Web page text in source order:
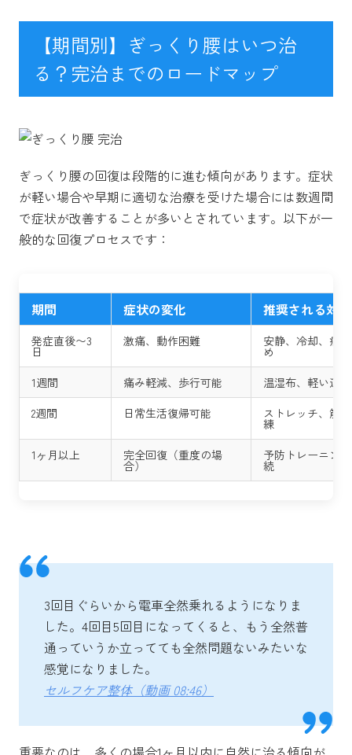
【期間別】ぎっくり腰はいつ治
る？完治までのロードマップ
ぎっくり腰の回復は段階的に進む傾向があります。症状
が軽い場合や早期に適切な治療を受けた場合には数週間
で症状が改善することが多いとされています。以下が一
般的な回復プロセスです：
期間 症状の変化 推奨される対
発症直後〜3
日
激痛、動作困難 安静、冷却、痛
め
1週間
痛み軽減、歩行可能
温湿布、軽い運動
2週間
日常生活復帰可能 ストレッチ、筋
練
1ヶ月以上
完全回復（重度の場
合）
予防トレーニン
続
3回目ぐらいから電車全然乗れるようになりま
した。4回目5回目になってくると、もう全然普
通っていうか立ってても全然問題ないみたいな
感覚になりました。
セルフケア整体（動画 08:46）